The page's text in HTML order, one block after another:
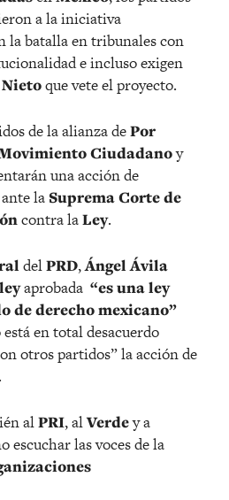
a la iniciativa
la batalla en tribunales con
e incluso exigen
que vete el proyecto.
de la alianza dePor
Ciudadanoy
una acción de
la Suprema Corte de
contra laLey.
delPRD,Ángel Ávila
leyaprobada “es una ley
de derecho mexicano”
en total desacuerdo
otros partidos” la acción de
alPRI, alVerdey a
escuchar las voces de la